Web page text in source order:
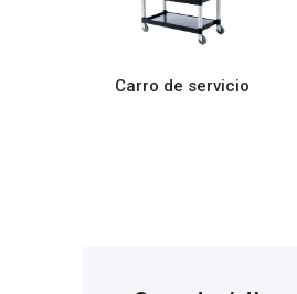
Carro de servicio